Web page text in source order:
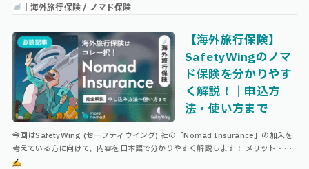
｜海外旅行保険 / ノマド保険
【海外旅行保険】
SafetyWingのノマ
ド保険を分かりやす
く解説！｜申込方
法・使い方まで
今回はSafetyWing (セーフティウイング) 社の「Nomad Insurance」の加入を
考えている方に向けて、内容を日本語で分かりやすく解説します！ メリット・デ
メリットや、申込方法、またいざ実際に治療を受けた …